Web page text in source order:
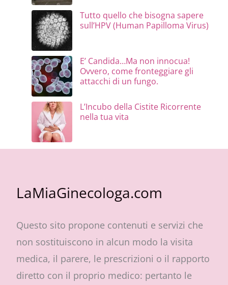
Tutto quello che bisogna sapere
sull’HPV (Human Papilloma Virus)
E’ Candida…Ma non innocua!
Ovvero, come fronteggiare gli
attacchi di un fungo.
L’Incubo della Cistite Ricorrente
nella tua vita
LaMiaGinecologa.com
Questo sito propone contenuti e servizi che
non sostituiscono in alcun modo la visita
medica, il parere, le prescrizioni o il rapporto
diretto con il proprio medico: pertanto le